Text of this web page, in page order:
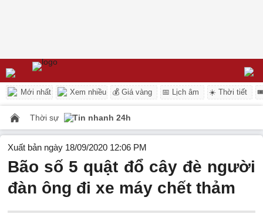
Mới nhất Xem nhiều 💰 Giá vàng 📅 Lịch âm ☀️ Thời tiết
Thời sự Tin nhanh 24h
Xuất bản ngày 18/09/2020 12:06 PM
Bão số 5 quật đổ cây đè người
đàn ông đi xe máy chết thảm